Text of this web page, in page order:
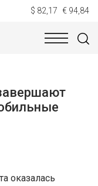
$ 82,17 € 94,84
оказалась